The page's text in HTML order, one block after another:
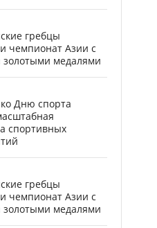
гребцы
чемпионат Азии с
медалями
Дню спорта
спортивных
гребцы
чемпионат Азии с
медалями